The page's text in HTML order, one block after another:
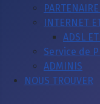
INTERNET
ADSL
Service de
ADMINIS
NOUS TROUVER